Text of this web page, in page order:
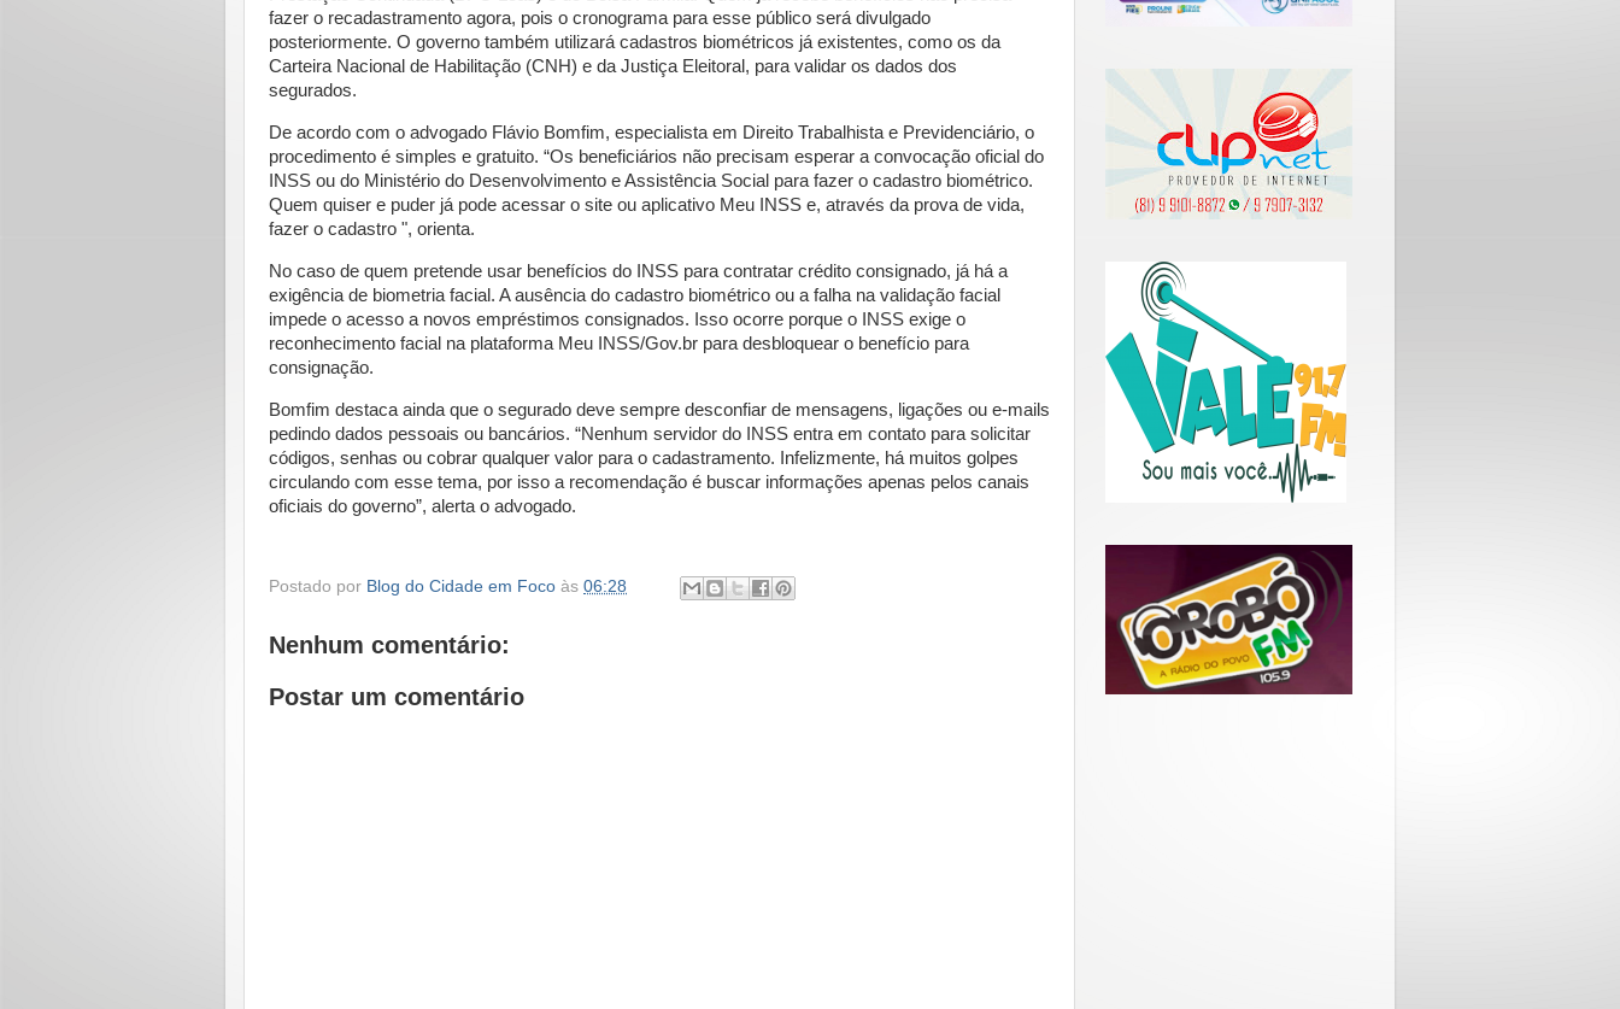
fazer o recadastramento agora, pois o cronograma para esse público será divulgado
posteriormente. O governo também utilizará cadastros biométricos já existentes, como os da
Carteira Nacional de Habilitação (CNH) e da Justiça Eleitoral, para validar os dados dos
segurados.
De acordo com o advogado Flávio Bomfim, especialista em Direito Trabalhista e Previdenciário, o
procedimento é simples e gratuito. “Os beneficiários não precisam esperar a convocação oficial do
INSS ou do Ministério do Desenvolvimento e Assistência Social para fazer o cadastro biométrico.
Quem quiser e puder já pode acessar o site ou aplicativo Meu INSS e, através da prova de vida,
fazer o cadastro ", orienta.
No caso de quem pretende usar benefícios do INSS para contratar crédito consignado, já há a
exigência de biometria facial. A ausência do cadastro biométrico ou a falha na validação facial
impede o acesso a novos empréstimos consignados. Isso ocorre porque o INSS exige o
reconhecimento facial na plataforma Meu INSS/Gov.br para desbloquear o benefício para
consignação.
Bomfim destaca ainda que o segurado deve sempre desconfiar de mensagens, ligações ou e-mails
pedindo dados pessoais ou bancários. “Nenhum servidor do INSS entra em contato para solicitar
códigos, senhas ou cobrar qualquer valor para o cadastramento. Infelizmente, há muitos golpes
circulando com esse tema, por isso a recomendação é buscar informações apenas pelos canais
oficiais do governo”, alerta o advogado.
Postado por Blog do Cidade em Foco às 06:28
Nenhum comentário:
Postar um comentário